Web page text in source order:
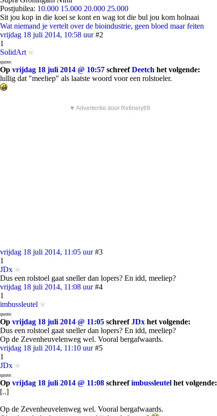
Postjubilea: 10.000 15.000 20.000 25.000
Sit jou kop in die koei se kont en wag tot die bul jou kom holnaai
Wat niemand je vertelt over de bioindustrie, geen bloed maar feiten
vrijdag 18 juli 2014, 10:58 uur #2
1
SolidArt
quote:
Op vrijdag 18 juli 2014 @ 10:57 schreefDeetch het volgende:
lullig dat "meeliep" als laatste woord voor een rolstoeler.
▼ Advertentie door Refinery89
vrijdag 18 juli 2014, 11:05 uur #3
1
JDx
Dus een rolstoel gaat sneller dan lopers? En idd, meeliep?
vrijdag 18 juli 2014, 11:08 uur #4
1
imbussleutel
quote:
Op vrijdag 18 juli 2014 @ 11:05 schreefJDx het volgende:
Dus een rolstoel gaat sneller dan lopers? En idd, meeliep?
Op de Zevenheuvelenweg wel. Vooral bergafwaards.
vrijdag 18 juli 2014, 11:10 uur #5
1
JDx
quote:
Op vrijdag 18 juli 2014 @ 11:08 schreefimbussleutel het volgende:
[..]
Op de Zevenheuvelenweg wel. Vooral bergafwaards.